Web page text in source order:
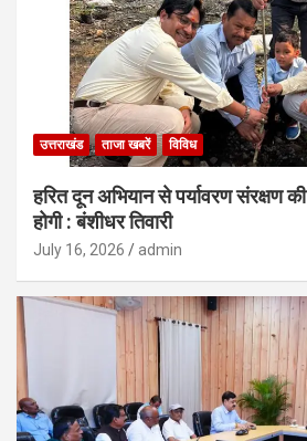
उत्तराखंड ताजा खबरें विविध
हरित दून अभियान से पर्यावरण संरक्षण
होगी : बंशीधर तिवारी
July 16, 2026 admin